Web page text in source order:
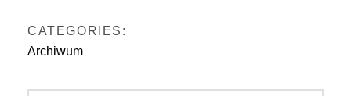
CATEGORIES:
Archiwum